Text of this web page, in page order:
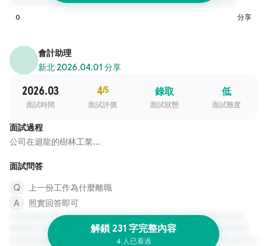
0 分享
會計助理
新北·2026.04.01 分享
2026.03
面試時間
4/5
面試評價
錄取
面試狀態
低
面試難度
面試過程
公司在迴龍的樹林工業...
面試問答
上一份工作為什麼離職
照實回答即可
解鎖 231 字完整內容
4 人已看過